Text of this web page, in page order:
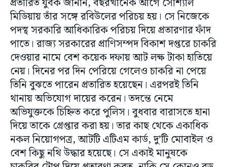
মিডিয়ায় তাঁর সঙ্গে রবিউলের পরিচয় হয়। সে নিজেকে
পদস্থ সরকারি আধিকারিক পরিচয় দিয়ে প্রতারণার ফাঁদ
পাতে। রাজ্য সরকারের প্রাণিসম্পদ বিকাশ দপ্তরে চাকরি
দেওয়ার নামে বেশ কয়েক দফায় আট লক্ষ টাকা হাতিয়ে
নেয়। দিনের পর দিন পেরিয়ে গেলেও চাকরি না পেয়ে
তিনি বুঝতে পারেন প্রতারিত হয়েছেন। এরপরই তিনি
থানায় অভিযোগ দায়ের করেন। তদন্তে নেমে
অভিযুক্তকে চিহ্নিত করে পুলিস। বুধবার বারাসতে হানা
দিয়ে তাকে গ্রেপ্তার করা হয়। তার কাছ থেকে একাধিক
নকল নিয়োগপত্র, আটটি এটিএম কার্ড, দু’টি মোবাইল ও
বেশ কিছু নথি উদ্ধার হয়েছে। সে একাই মানুষকে